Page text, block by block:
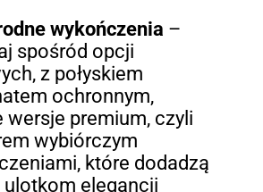
wykończenia –
spośród opcji
z połyskiem
ochronnym,
wersje premium, czyli
wybiórczym
które dodadzą
elegancji